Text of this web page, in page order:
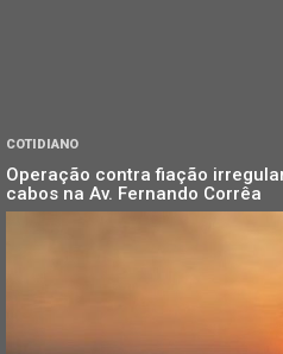
COTIDIANO
Operação contra fiação
cabos na Av. Fernando Corrêa